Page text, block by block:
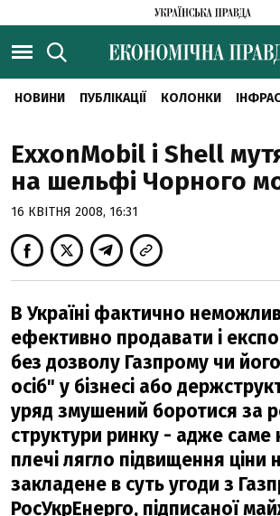
НОВИНИ ПУБЛІКАЦІЇ КОЛОНКИ
ExxonMobil і Shell
на шельфі Чорного
16 КВІТНЯ 2008, 16:31
В Україні фактично
ефективно продавати і
без дозволу Газпрому чи
осіб" у бізнесі або
уряд змушений боротися за
структури ринку - адже саме
плечі лягло підвищення ціни
закладене в суть угоди з
РосУкрЕнерго, підписаної